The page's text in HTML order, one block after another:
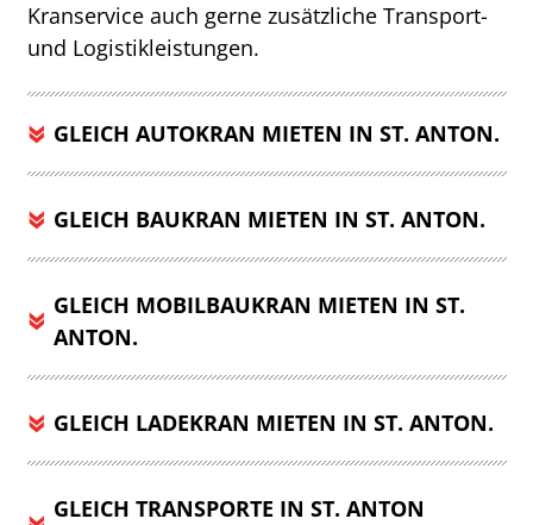
Kranservice auch gerne zusätzliche Transport-
und Logistikleistungen.
GLEICH AUTOKRAN MIETEN IN ST. ANTON.
GLEICH BAUKRAN MIETEN IN ST. ANTON.
GLEICH MOBILBAUKRAN MIETEN IN ST.
ANTON.
GLEICH LADEKRAN MIETEN IN ST. ANTON.
GLEICH TRANSPORTE IN ST. ANTON